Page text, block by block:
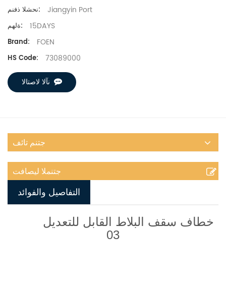
نحشلا ذفنم: Jiangyin Port
ةلهم: 15DAYS
Brand: FOEN
HS Code: 73089000
نآلا لاصتالا
جتنم تائف
جتنملا ليصافت
التفاصيل والفوائد
خطاف سقف البلاط القابل للتعديل
03